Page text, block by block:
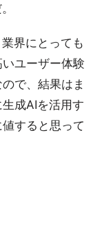
界にとっても
ユーザー体験
で、結果はま
成AIを活用す
すると思って